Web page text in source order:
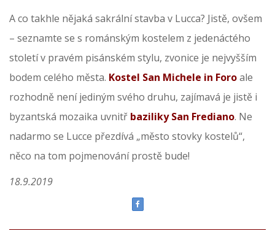
A co takhle nějaká sakrální stavba v Lucca? Jistě, ovšem
– seznamte se s románským kostelem z jedenáctého
století v pravém pisánském stylu, zvonice je nejvyšším
bodem celého města. Kostel San Michele in Foroale
rozhodně není jediným svého druhu, zajímavá je jistě i
byzantská mozaika uvnitř baziliky San Frediano. Ne
nadarmo se Lucce přezdívá „město stovky kostelů“,
něco na tom pojmenování prostě bude!
18.9.2019